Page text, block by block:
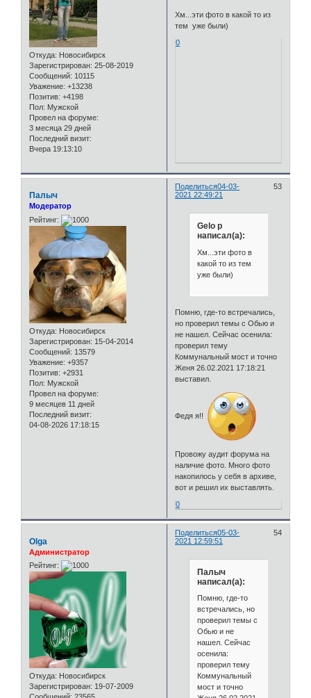
Откуда: Новосибирск
Зарегистрирован: 25-08-2019
Сообщений: 10115
Уважение: +13238
Позитив: +4198
Пол: Мужской
Провел на форуме:
3 месяца 29 дней
Последний визит:
Вчера 19:13:10
Хм...эти фото в какой то из
тем уже были)
0
Поделиться 53
04-03-
2021 22:49:21
Палыч
Модератор
Рейтинг:
Откуда: Новосибирск
Зарегистрирован: 15-04-2014
Сообщений: 13579
Уважение: +9357
Позитив: +2931
Пол: Мужской
Провел на форуме:
9 месяцев 11 дней
Последний визит:
04-08-2026 17:18:15
Gelo p
написал(а):
Хм...эти фото в
какой то из тем
уже были)
Помню, где-то встречались,
но проверил темы с Обью и
не нашел. Сейчас осенила:
проверил тему
Коммунальный мост и точно
Женя 26.02.2021 17:18:21
выставил.
Федя я!!
Провожу аудит форума на
наличие фото. Много фото
накопилось у себя в архиве,
вот и решил их выставлять.
0
Поделиться 54
05-03-
2021 12:59:51
Olga
Администратор
Рейтинг:
Откуда: Новосибирск
Зарегистрирован: 19-07-2009
Палыч
написал(а):
Помню, где-то
встречались, но
проверил темы с
Обью и не
нашел. Сейчас
осенила:
проверил тему
Коммунальный
мост и точно